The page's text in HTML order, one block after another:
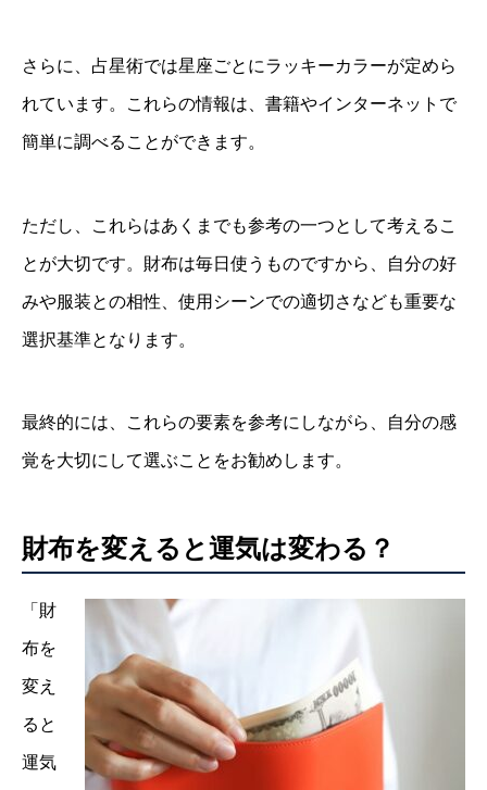
さらに、占星術では星座ごとにラッキーカラーが定めら
れています。これらの情報は、書籍やインターネットで
簡単に調べることができます。
ただし、これらはあくまでも参考の一つとして考えるこ
とが大切です。財布は毎日使うものですから、自分の好
みや服装との相性、使用シーンでの適切さなども重要な
選択基準となります。
最終的には、これらの要素を参考にしながら、自分の感
覚を大切にして選ぶことをお勧めします。
財布を変えると運気は変わる？
「財
布を
変え
ると
運気